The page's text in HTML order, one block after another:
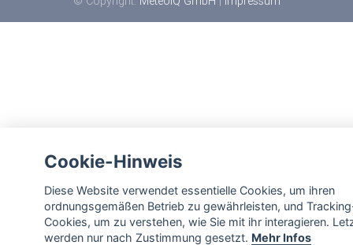
Cookie-Hinweis
Diese Website verwendet essentielle Cookies, um ihren
ordnungsgemäßen Betrieb zu gewährleisten, und
Cookies, um zu verstehen, wie Sie mit ihr interagieren.
werden nur nach Zustimmung gesetzt. Mehr Infos